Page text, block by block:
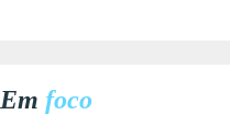
Em foco